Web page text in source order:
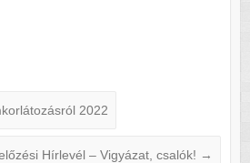
2022
Hírlevél – Vigyázat, csalók! →